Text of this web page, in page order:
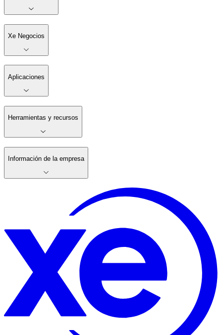
Xe Negocios
Aplicaciones
Herramientas y recursos
Información de la empresa